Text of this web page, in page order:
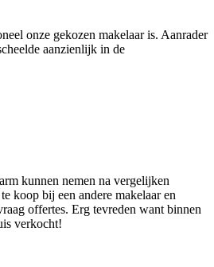
onze gekozen makelaar is. Aanrader
aanzienlijk in de
kunnen nemen na vergelijken
koop bij een andere makelaar en
offertes. Erg tevreden want binnen
verkocht!